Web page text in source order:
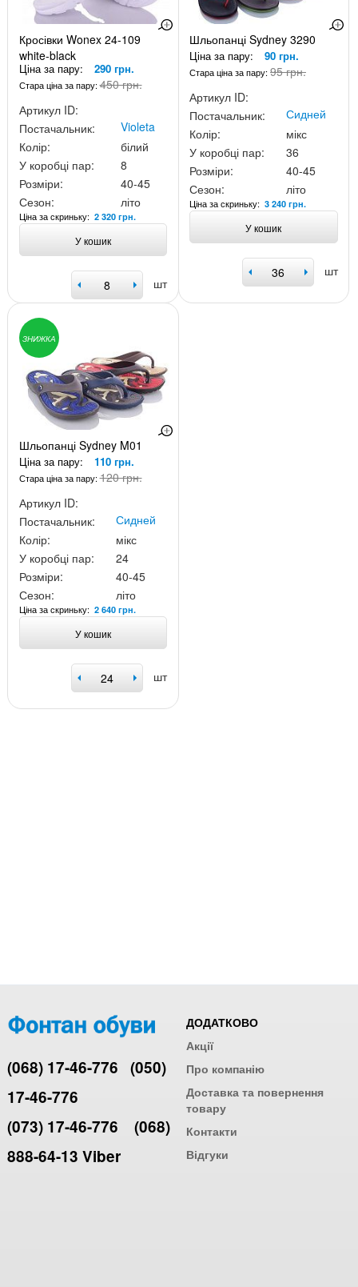
Кросівки Wonex 24-109
white-black
Ціна за пару: 290 грн.
Стара ціна за пару:450 грн.
Артикул ID:
Постачальник:
Violeta
Колір:
білий
У коробці пар:
8
Розміри:
40-45
Сезон:
літо
Ціна за скриньку: 2 320 грн.
У кошик
шт
Шльопанці Sydney 3290
Ціна за пару: 90 грн.
Стара ціна за пару:95 грн.
Артикул ID:
Постачальник:
Сидней
Колір:
мікс
У коробці пар:
36
Розміри:
40-45
Сезон:
літо
Ціна за скриньку:3 240 грн.
У кошик
шт
ЗНИЖКА
Шльопанці Sydney M01
Ціна за пару: 110 грн.
Стара ціна за пару:120 грн.
Артикул ID:
Постачальник:
Сидней
Колір:
мікс
У коробці пар:
24
Розміри:
40-45
Сезон:
літо
Ціна за скриньку: 2 640 грн.
У кошик
шт
(068) 17-46-776 (050)
17-46-776
(073) 17-46-776
(068)
888-64-13 Viber
ДОДАТКОВО
Акції
Про компанію
Доставка та повернення
товару
Контакти
Відгуки